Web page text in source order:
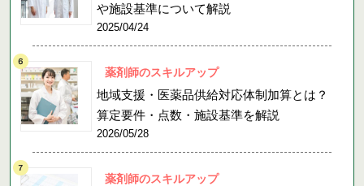
や施設基準について解説
2025/04/24
薬剤師のスキルアップ
地域支援・医薬品供給対応体制加算とは？
算定要件・点数・施設基準を解説
2026/05/28
薬剤師のスキルアップ